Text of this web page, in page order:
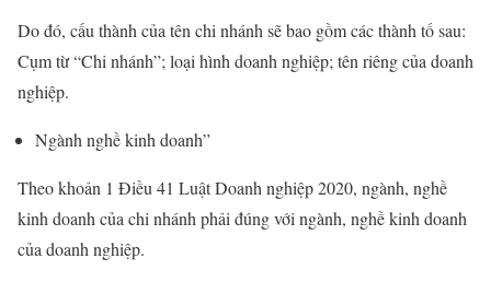
Do đó, cấu thành của tên chi nhánh sẽ bao gồm các thành tố sau:
Cụm từ “Chi nhánh”; loại hình doanh nghiệp; tên riêng của doanh
nghiệp.
Ngành nghề kinh doanh”
Theo khoản 1 Điều 41 Luật Doanh nghiệp 2020, ngành, nghề
kinh doanh của chi nhánh phải đúng với ngành, nghề kinh doanh
của doanh nghiệp.